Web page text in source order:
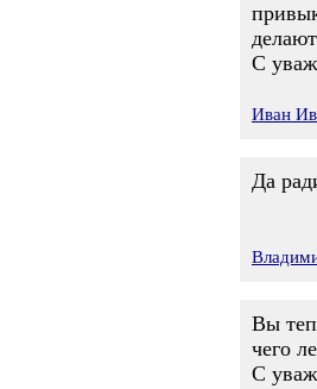
С
Иван
Да
Вы
чего
С